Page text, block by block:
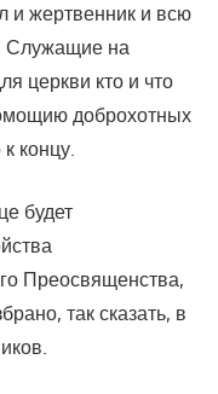
и жертвенник и всю
Служащие на
церкви кто и что
доброхотных
концу.
будет
Преосвященства,
так сказать, в